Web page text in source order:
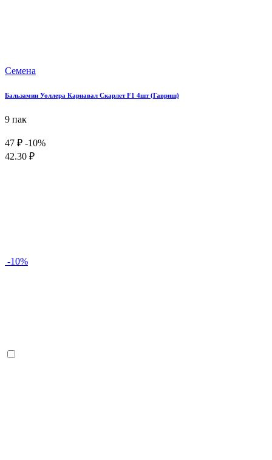
Семена
Бальзамин Уоллера Карнавал Скарлет F1 4шт (Гавриш)
9 пак
47 ₽ -10%
42.30 ₽
-10%